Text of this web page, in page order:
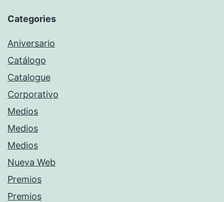
Categories
Aniversario
Catálogo
Catalogue
Corporativo
Medios
Medios
Medios
Nueva Web
Premios
Premios